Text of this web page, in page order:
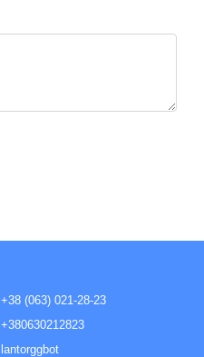
+38 (063) 021-28-23
+380630212823
lantorggbot